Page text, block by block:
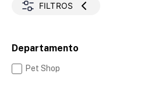
FILTROS
Departamento
Pet Shop